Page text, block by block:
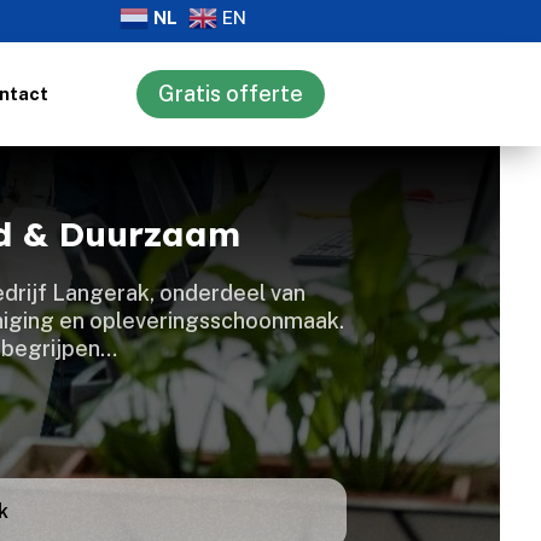
NL EN
Gratis offerte
& Duurzaam
Langerak, onderdeel van
en opleveringsschoonmaak.​
begrijpen…